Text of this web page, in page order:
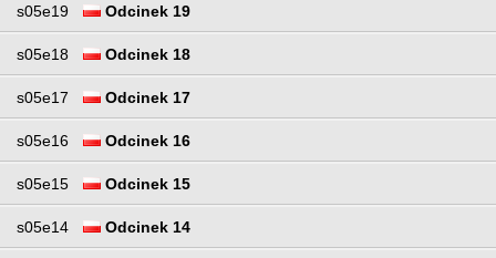
s05e19 Odcinek 19
s05e18 Odcinek 18
s05e17 Odcinek 17
s05e16 Odcinek 16
s05e15 Odcinek 15
s05e14 Odcinek 14